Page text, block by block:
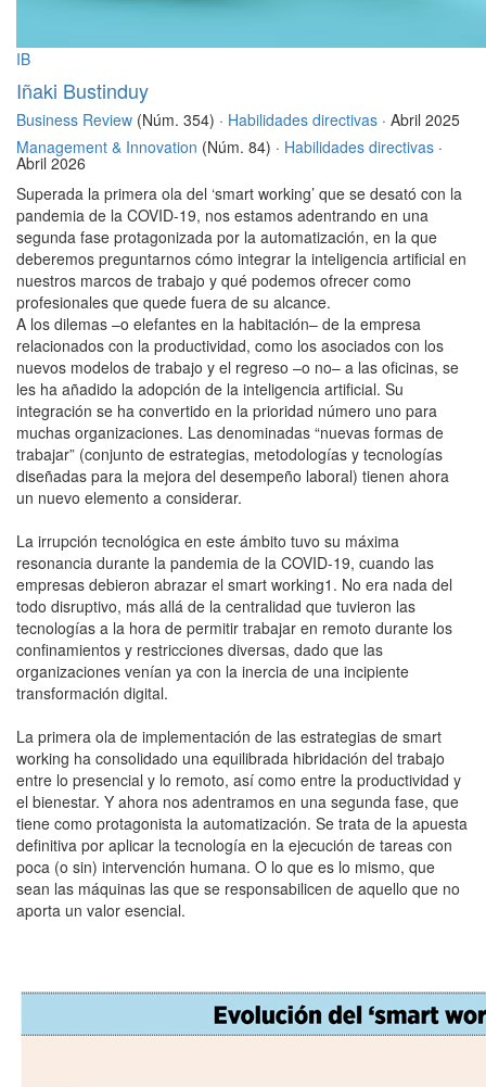
IB
Iñaki Bustinduy
Business Review (Núm. 354) · Habilidades directivas · Abril 2025
Management & Innovation (Núm. 84) · Habilidades directivas ·
Abril 2026
Superada la primera ola del ‘smart working’ que se desató con la
pandemia de la COVID-19, nos estamos adentrando en una
segunda fase protagonizada por la automatización, en la que
deberemos preguntarnos cómo integrar la inteligencia artificial en
nuestros marcos de trabajo y qué podemos ofrecer como
profesionales que quede fuera de su alcance.
A los dilemas –o elefantes en la habitación– de la empresa
relacionados con la productividad, como los asociados con los
nuevos modelos de trabajo y el regreso –o no– a las oficinas, se
les ha añadido la adopción de la inteligencia artificial. Su
integración se ha convertido en la prioridad número uno para
muchas organizaciones. Las denominadas “nuevas formas de
trabajar” (conjunto de estrategias, metodologías y tecnologías
diseñadas para la mejora del desempeño laboral) tienen ahora
un nuevo elemento a considerar.
La irrupción tecnológica en este ámbito tuvo su máxima
resonancia durante la pandemia de la COVID-19, cuando las
empresas debieron abrazar el smart working1. No era nada del
todo disruptivo, más allá de la centralidad que tuvieron las
tecnologías a la hora de permitir trabajar en remoto durante los
confinamientos y restricciones diversas, dado que las
organizaciones venían ya con la inercia de una incipiente
transformación digital.
La primera ola de implementación de las estrategias de smart
working ha consolidado una equilibrada hibridación del trabajo
entre lo presencial y lo remoto, así como entre la productividad y
el bienestar. Y ahora nos adentramos en una segunda fase, que
tiene como protagonista la automatización. Se trata de la apuesta
definitiva por aplicar la tecnología en la ejecución de tareas con
poca (o sin) intervención humana. O lo que es lo mismo, que
sean las máquinas las que se responsabilicen de aquello que no
aporta un valor esencial.